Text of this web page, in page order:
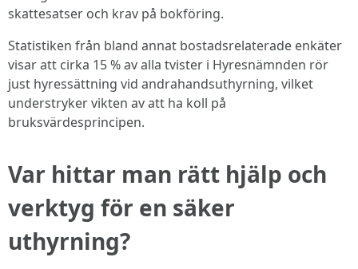
skattesatser och krav på bokföring.
Statistiken från bland annat bostadsrelaterade enkäter
visar att cirka 15 % av alla tvister i Hyresnämnden rör
just hyressättning vid andrahandsuthyrning, vilket
understryker vikten av att ha koll på
bruksvärdesprincipen.
Var hittar man rätt hjälp och
verktyg för en säker
uthyrning?